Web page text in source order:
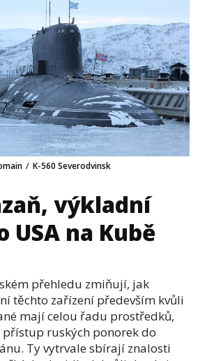
/ K-560 Severodvinsk
výkladní
USA na Kubě
přehledu zmiňují, jak
těchto zařízení především kvůli
mají celou řadu prostředků,
ruských ponorek do
Ty vytrvale sbírají znalosti